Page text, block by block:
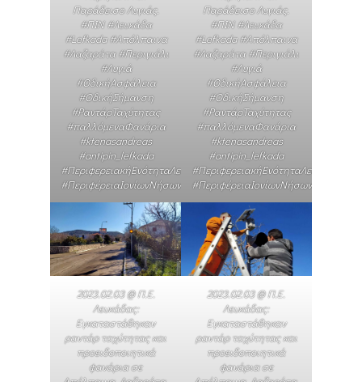
Παράδεισο Λυγιάς.
#ΠΙΝ #Λευκάδα
#Lefkada #Απόλπαινα
#Λαζαράτα #Περιγιάλι
#Λυγιά
#ΟδικήΑσφάλεια
#ΟδικήΣήμανση
#ΡαντάρΤαχύτητας
#παλλόμεναΦανάρια
#ktenasandreas
#antipin_lefkada
#ΠεριφερειακήΕνότηταΛευκάδας
#ΠεριφέρειαΙονίωνΝήσων
Παράδεισο Λυγιάς.
#ΠΙΝ #Λευκάδα
#Lefkada #Απόλπαινα
#Λαζαράτα #Περιγιάλι
#Λυγιά
#ΟδικήΑσφάλεια
#ΟδικήΣήμανση
#ΡαντάρΤαχύτητας
#παλλόμεναΦανάρια
#ktenasandreas
#antipin_lefkada
#ΠεριφερειακήΕνότηταΛευκάδας
#ΠεριφέρειαΙονίωνΝήσων
2023.02.03 @ Π.Ε.
Λευκάδας:
Εγκαταστάθηκαν
ραντάρ ταχύτητας και
προειδοποιητικά
φανάρια σε
2023.02.03 @ Π.Ε.
Λευκάδας:
Εγκαταστάθηκαν
ραντάρ ταχύτητας και
προειδοποιητικά
φανάρια σε